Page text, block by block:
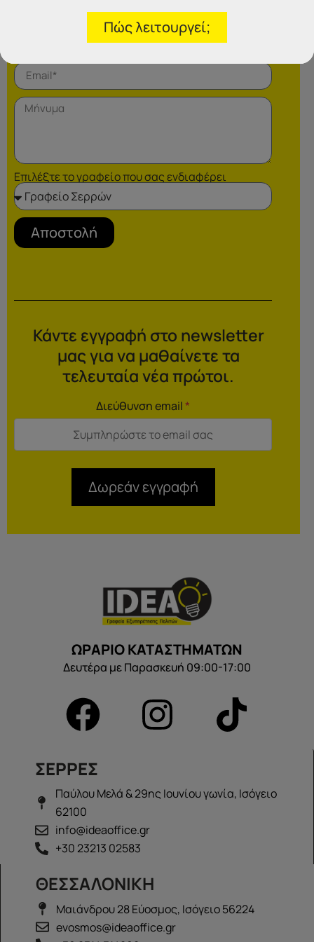
Επιλέξτε το γραφείο που σας ενδιαφέρει
Αποστολή
Κάντε εγγραφή στο newsletter
μας για να μαθαίνετε τα
τελευταία νέα πρώτοι.
Διεύθυνση email*
Δωρεάν εγγραφή
ΩΡΑΡΙΟ ΚΑΤΑΣΤΗΜΑΤΩΝ
Δευτέρα με Παρασκευή 09:00-17:00
ΣΕΡΡΕΣ
Παύλου Μελά & 29ης Ιουνίου γωνία, Ισόγειο
62100
info@ideaoffice.gr
+30 23213 02583
ΘΕΣΣΑΛΟΝΙΚΗ
Μαιάνδρου 28 Εύοσμος, Ισόγειο 56224
evosmos@ideaoffice.gr
Πώς λειτουργεί;